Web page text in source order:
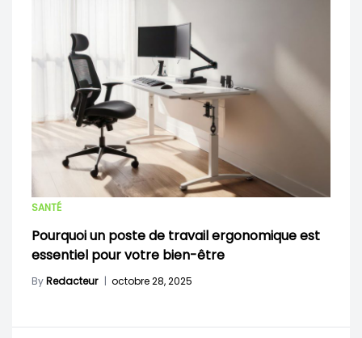
SANTÉ
Pourquoi un poste de travail ergonomique est
essentiel pour votre bien-être
ByRedacteur | octobre 28, 2025